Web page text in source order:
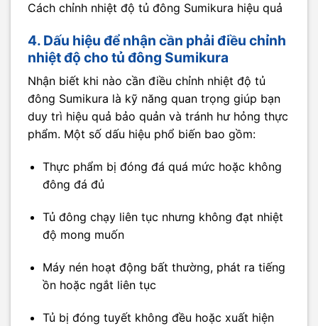
Cách chỉnh nhiệt độ tủ đông Sumikura hiệu quả
4. Dấu hiệu để nhận cần phải điều chỉnh
nhiệt độ cho tủ đông Sumikura
Nhận biết khi nào cần điều chỉnh nhiệt độ tủ
đông Sumikura là kỹ năng quan trọng giúp bạn
duy trì hiệu quả bảo quản và tránh hư hỏng thực
phẩm. Một số dấu hiệu phổ biến bao gồm:
Thực phẩm bị đóng đá quá mức hoặc không
đông đá đủ
Tủ đông chạy liên tục nhưng không đạt nhiệt
độ mong muốn
Máy nén hoạt động bất thường, phát ra tiếng
ồn hoặc ngắt liên tục
Tủ bị đóng tuyết không đều hoặc xuất hiện